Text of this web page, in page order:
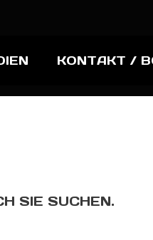
KONTAKT /
SIE SUCHEN.